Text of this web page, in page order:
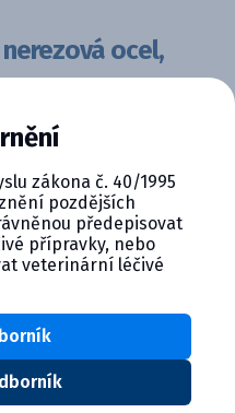
ocel,
No. 10, 10 kusů,No. 15,
10 kusů,No. 22, 10
kusů,No. 24, 10 kusů
Způsob použití:
skalpely a biopsie
Operačná sála,
Operační sál
zákona č. 40/1995
pozdějších
předepisovat
přípravky, nebo
veterinární léčivé